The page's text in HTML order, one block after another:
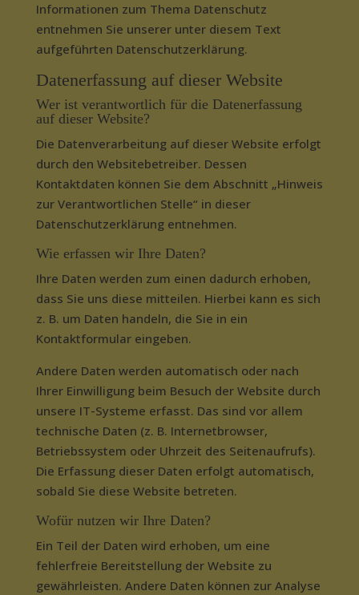
Informationen zum Thema Datenschutz
entnehmen Sie unserer unter diesem Text
aufgeführten Datenschutzerklärung.
Datenerfassung auf dieser Website
Wer ist verantwortlich für die Datenerfassung
auf dieser Website?
Die Datenverarbeitung auf dieser Website erfolgt
durch den Websitebetreiber. Dessen
Kontaktdaten können Sie dem Abschnitt „Hinweis
zur Verantwortlichen Stelle“ in dieser
Datenschutzerklärung entnehmen.
Wie erfassen wir Ihre Daten?
Ihre Daten werden zum einen dadurch erhoben,
dass Sie uns diese mitteilen. Hierbei kann es sich
z. B. um Daten handeln, die Sie in ein
Kontaktformular eingeben.
Andere Daten werden automatisch oder nach
Ihrer Einwilligung beim Besuch der Website durch
unsere IT-Systeme erfasst. Das sind vor allem
technische Daten (z. B. Internetbrowser,
Betriebssystem oder Uhrzeit des Seitenaufrufs).
Die Erfassung dieser Daten erfolgt automatisch,
sobald Sie diese Website betreten.
Wofür nutzen wir Ihre Daten?
Ein Teil der Daten wird erhoben, um eine
fehlerfreie Bereitstellung der Website zu
gewährleisten. Andere Daten können zur Analyse